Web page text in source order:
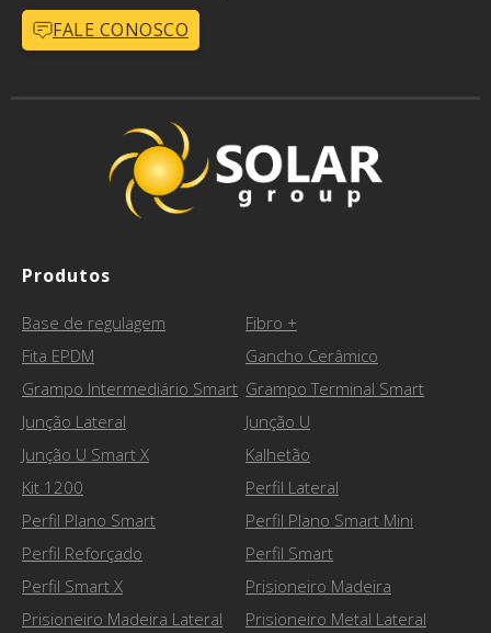
FALE CONOSCO
Produtos
Base de regulagem
Fibro +
Fita EPDM
Gancho Cerâmico
Grampo Intermediário Smart Grampo Terminal Smart
Junção Lateral
Junção U
Junção U Smart X
Kalhetão
Kit 1200
Perfil Lateral
Perfil Plano Smart
Perfil Plano Smart Mini
Perfil Reforçado
Perfil Smart
Perfil Smart X
Prisioneiro Madeira
Prisioneiro Madeira Lateral
Prisioneiro Metal Lateral